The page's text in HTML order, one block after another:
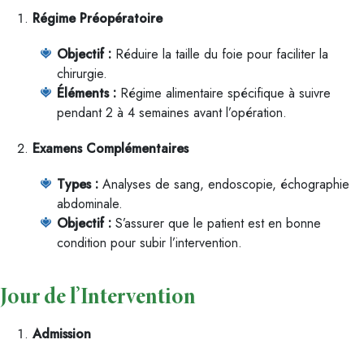
Régime Préopératoire
Objectif : Réduire la taille du foie pour faciliter la
chirurgie.
Éléments : Régime alimentaire spécifique à suivre
pendant 2 à 4 semaines avant l’opération.
Examens Complémentaires
Types : Analyses de sang, endoscopie, échographie
abdominale.
Objectif : S’assurer que le patient est en bonne
condition pour subir l’intervention.
Jour de l’Intervention
Admission